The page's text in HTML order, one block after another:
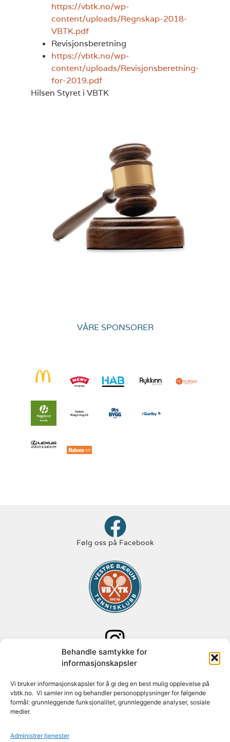
Behandle samtykke for
informasjonskapsler
Vi bruker informasjonskapsler for å gi deg en best mulig opplevelse på
vbtk.no. Vi samler inn og behandler personopplysninger for følgende
formål: grunnleggende funksjonalitet, grunnleggende analyser, sosiale
medier.
Administrer tjenester
https://vbtk.no/wp-
content/uploads/Regnskap-2018-
VBTK.pdf
Revisjonsberetning
https://vbtk.no/wp-
content/uploads/Revisjonsberetning-
for-2019.pdf
Hilsen Styret i VBTK
VÅRE SPONSORER
Følg oss på Facebook
Følg oss på Instagram
Adresse: Paal Bergs vei 125
1348 Rykkinn